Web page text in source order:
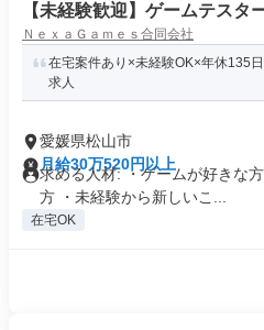
【未経験歓迎】ゲームテスタ
ＮｅｘａＧａｍｅｓ合同会社
在宅案件あり×未経験OK×年休135
求人
愛媛県松山市
月給30万520円以上
求める人材: ・ゲームが好きな
方 ・未経験から新しいこ...
在宅OK